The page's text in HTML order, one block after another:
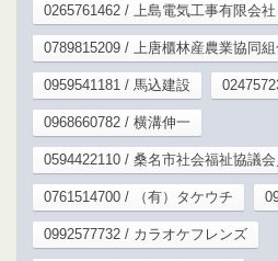
0265761462 / 上島電気工事有限会社
0789815209 / 上唐櫃林産農業協同
0959541181 / 馬込建設
0968660782 / 横溝伸一
0594422110 / 桑名市社会福祉協議
0761514700 / （有）タケウチ
0992577732 / カラオケフレンズ